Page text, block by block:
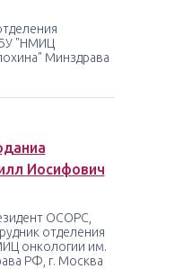
"НМИЦ
Минздрава
Иосифович
ОСОРС,
отделения
онкологии им.
РФ, г. Москва